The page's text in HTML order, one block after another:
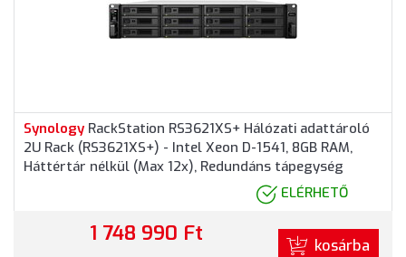
Synology RackStation RS3621XS+ Hálózati adattároló
2U Rack (RS3621XS+) - Intel Xeon D-1541, 8GB RAM,
Háttértár nélkül (Max 12x), Redundáns tápegység
ELÉRHETŐ
1 748 990 Ft kosárba